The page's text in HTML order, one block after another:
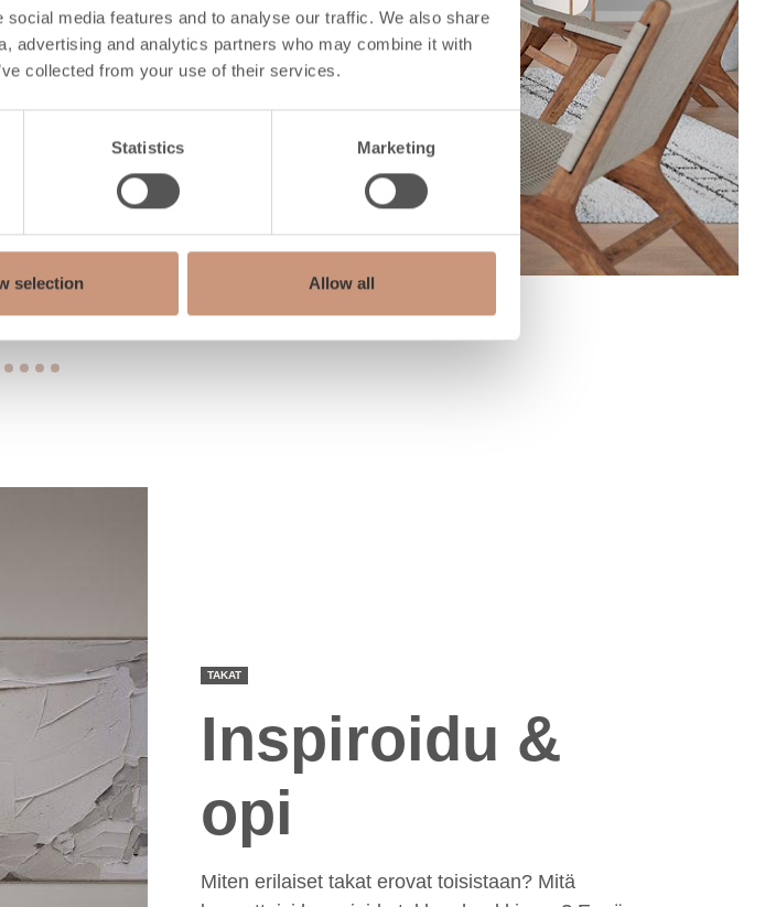
media features and to analyse our traffic. We also share
advertising and analytics partners who may combine it with
collected from your use of their services.
Statistics Marketing
selection Allow all
TAKAT
Inspiroidu &
opi
Miten erilaiset takat erovat toisistaan? Mitä